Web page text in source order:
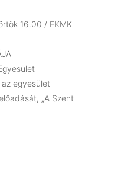
16.00 / EKMK
egyesület
„A Szent